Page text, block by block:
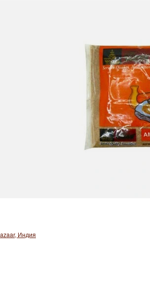
Индия